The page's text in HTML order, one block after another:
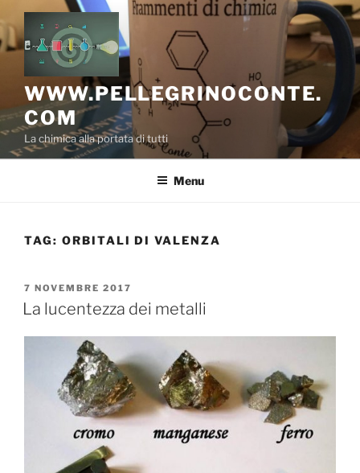
Salta
al
contenuto
WWW.PELLEGRINOCONTE.
COM
La chimica alla portata di tutti
Menu
TAG: ORBITALI DI VALENZA
PUBBLICATO
IL
7 NOVEMBRE 2017
La lucentezza dei metalli